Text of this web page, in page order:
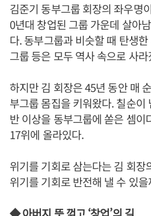
김준기 동부그룹 회장의 좌우명
0년대 창업된 그룹 가운데 살아
다. 동부그룹과 비슷할 때 탄생
그룹 등은 모두 역사 속으로 사라
하지만 김 회장은 45년 동안 매
부그룹 몸집을 키워왔다. 칠순이
반 이상을 동부그룹에 쏟은 셈이
17위에 올라있다.
위기를 기회로 삼는다는 김 회장
위기를 기회로 반전해 낼 수 있을